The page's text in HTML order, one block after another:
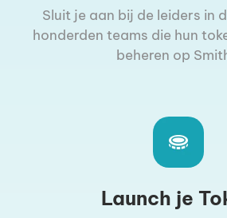
Sluit je aan bij de leiders in
honderden teams die hun
beheren op
Launch je